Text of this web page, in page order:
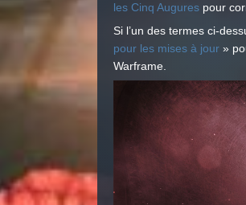
les Cinq Augures pour
Si l’un des termes ci-
pour les mises à jour »
Warframe.